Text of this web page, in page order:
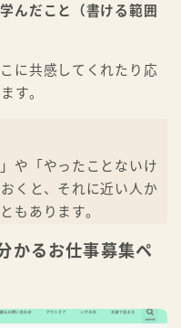
んだこと（書ける範囲
に共感してくれたり応
す。
や「やったことないけ
くと、それに近い人か
もあります。
かるお仕事募集ペ